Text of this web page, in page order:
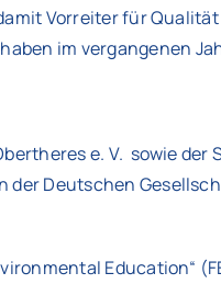
Vorreiter für
im vergangenen
e. V. sowie der
der Deutschen
Education“